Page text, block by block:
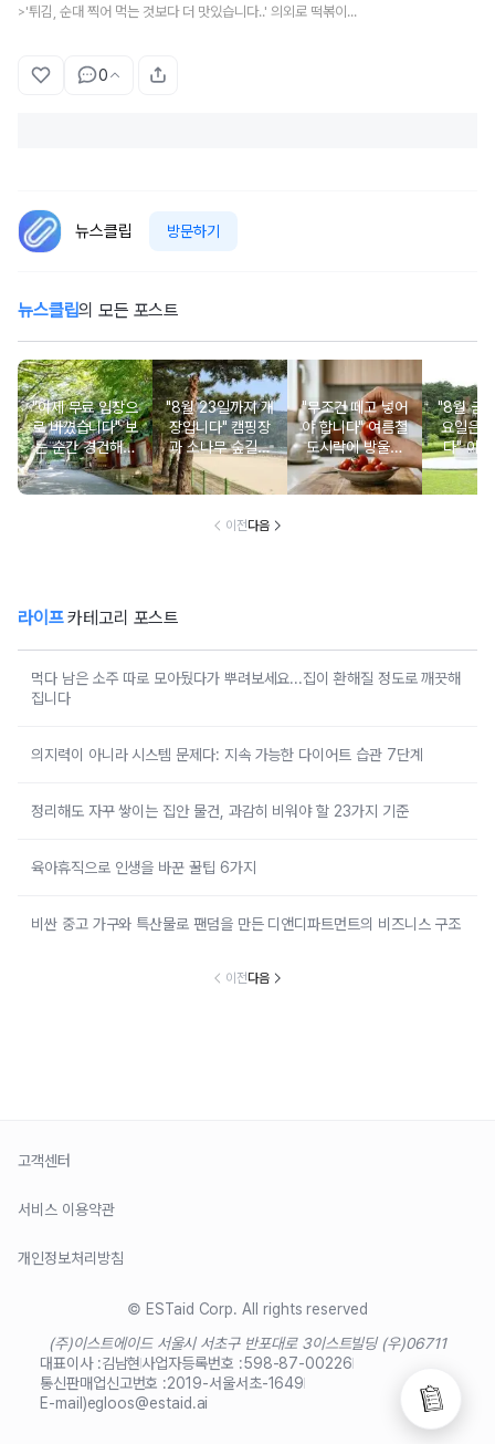
> '튀김, 순대 찍어 먹는 것보다 더 맛있습니다..' 의외로 떡볶이와 최고의 궁합 자랑한다는 우리나라 '이 음식'
0
뉴스클립 방문하기
뉴스클립의 모든 포스트
"이제 무료 입장으
로 바꼈습니다" 보
는 순간 경건해지
고 마음이 편안해
지는 사찰 여행지
"8월 23일까지 개
장입니다" 캠핑장
과 소나무 숲길이
붙어있는 조용한
남해 해수욕장
"무조건 떼고 넣어
야 합니다" 여름철
도시락에 방울토
마토 꼭지 그대로
넣으면 생기는 일
"8월 금
요일은
다" 이
무료로
한 의미
이전다음
라이프카테고리 포스트
먹다 남은 소주 따로 모아뒀다가 뿌려보세요...집이 환해질 정도로 깨끗해
집니다
의지력이 아니라 시스템 문제다: 지속 가능한 다이어트 습관 7단계
정리해도 자꾸 쌓이는 집안 물건, 과감히 비워야 할 23가지 기준
육아휴직으로 인생을 바꾼 꿀팁 6가지
비싼 중고 가구와 특산물로 팬덤을 만든 디앤디파트먼트의 비즈니스 구조
이전다음
고객센터
서비스 이용약관
개인정보처리방침
© ESTaid Corp. All rights reserved
(주)이스트에이드 서울시 서초구 반포대로 3이스트빌딩 (우)06711
대표이사 :김남현사업자등록번호 :598-87-00226
통신판매업신고번호 :2019-서울서초-1649
E-mail)egloos@estaid.ai